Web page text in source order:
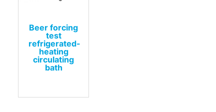
Beer forcing
test
refrigerated-
heating
circulating
bath